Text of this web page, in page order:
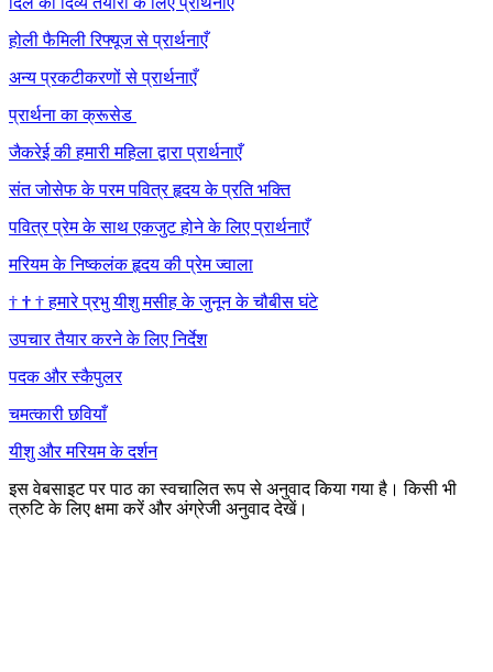
होली फैमिली रिफ्यूज से प्रार्थनाएँ
अन्य प्रकटीकरणों से प्रार्थनाएँ
प्रार्थना का क्रूसेड
जैकरेई की हमारी महिला द्वारा प्रार्थनाएँ
संत जोसेफ के परम पवित्र हृदय के प्रति भक्ति
पवित्र प्रेम के साथ एकजुट होने के लिए प्रार्थनाएँ
मरियम के निष्कलंक हृदय की प्रेम ज्वाला
† † † हमारे प्रभु यीशु मसीह के जुनून के चौबीस घंटे
उपचार तैयार करने के लिए निर्देश
पदक और स्कैपुलर
चमत्कारी छवियाँ
यीशु और मरियम के दर्शन
इस वेबसाइट पर पाठ का स्वचालित रूप से अनुवाद किया गया है। किसी भी
त्रुटि के लिए क्षमा करें और अंग्रेजी अनुवाद देखें।